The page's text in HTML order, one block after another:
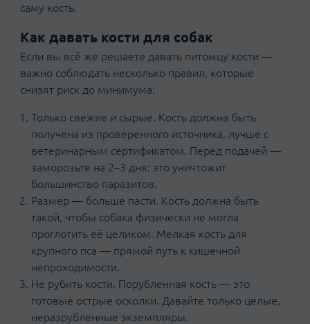
саму кость.
Как давать кости для собак
Если вы всё же решаете давать питомцу кости —
важно соблюдать несколько правил, которые
снизят риск до минимума:
Только свежие и сырые. Кость должна быть
получена из проверенного источника, лучше с
ветеринарным сертификатом. Перед подачей —
заморозьте на 2–3 дня: это уничтожит
большинство паразитов.
Размер — больше пасти. Кость должна быть
такой, чтобы собака физически не могла
проглотить её целиком. Мелкая кость для
крупного пса — прямой путь к кишечной
непроходимости.
Не рубить кости. Порубленная кость — это
готовые острые осколки. Давайте только целые,
неразрубленные экземпляры.